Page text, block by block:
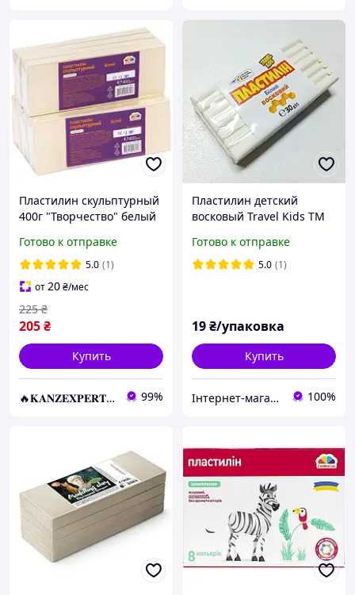
Пластилин скульптурный
400г "Творчество" белый
Готово к отправке
5.0 (1)
от20₴/мес
205₴
225 ₴
Купить
🔥𝐊𝐀𝐍𝐙𝐄𝐗𝐏𝐄𝐑𝐓.com.ua🔥 99%
Пластилин детский
восковый Travel Kids ТМ
поштучно
Готово к отправке
5.0 (1)
19₴/упаковка
Купить
Інтернет-магазин "МАЛЮКИ" malyshy.com.ua 100%